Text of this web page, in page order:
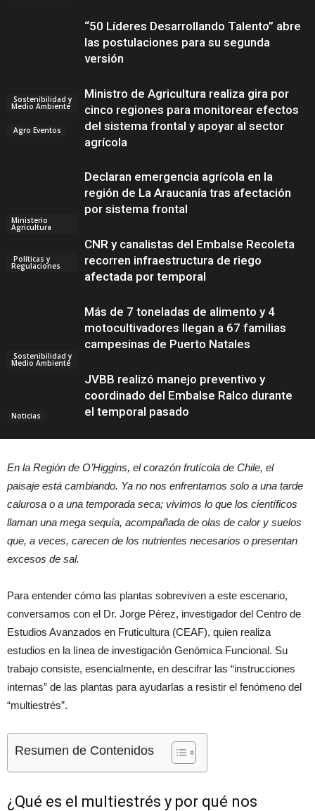
Sostenibilidad y
Medio Ambiente
Agro Eventos
“50 Líderes Desarrollando Talento” abre
las postulaciones para su segunda
versión
Ministerio
Agricultura
Ministro de Agricultura realiza gira por
cinco regiones para monitorear efectos
del sistema frontal y apoyar al sector
agrícola
Políticas y
Regulaciones
Declaran emergencia agrícola en la
región de La Araucanía tras afectación
por sistema frontal
Sostenibilidad y
Medio Ambiente
CNR y canalistas del Embalse Recoleta
recorren infraestructura de riego
afectada por temporal
Noticias
Más de 7 toneladas de alimento y 4
motocultivadores llegan a 67 familias
campesinas de Puerto Natales
Sostenibilidad
JVBB realizó manejo preventivo y
coordinado del Embalse Ralco durante
el temporal pasado
En la Región de O’Higgins, el corazón frutícola de Chile, el
paisaje está cambiando. Ya no nos enfrentamos solo a una tarde
calurosa o a una temporada seca; vivimos lo que los científicos
llaman una mega sequía, acompañada de olas de calor y suelos
que, a veces, carecen de los nutrientes necesarios o presentan
excesos de sal.
Para entender cómo las plantas sobreviven a este escenario,
conversamos con el Dr. Jorge Pérez, investigador del Centro de
Estudios Avanzados en Fruticultura (CEAF), quien realiza
estudios en la línea de investigación Genómica Funcional. Su
trabajo consiste, esencialmente, en descifrar las “instrucciones
internas” de las plantas para ayudarlas a resistir el fenómeno del
“multiestrés”.
Resumen de Contenidos
¿Qué es el multiestrés y por qué nos